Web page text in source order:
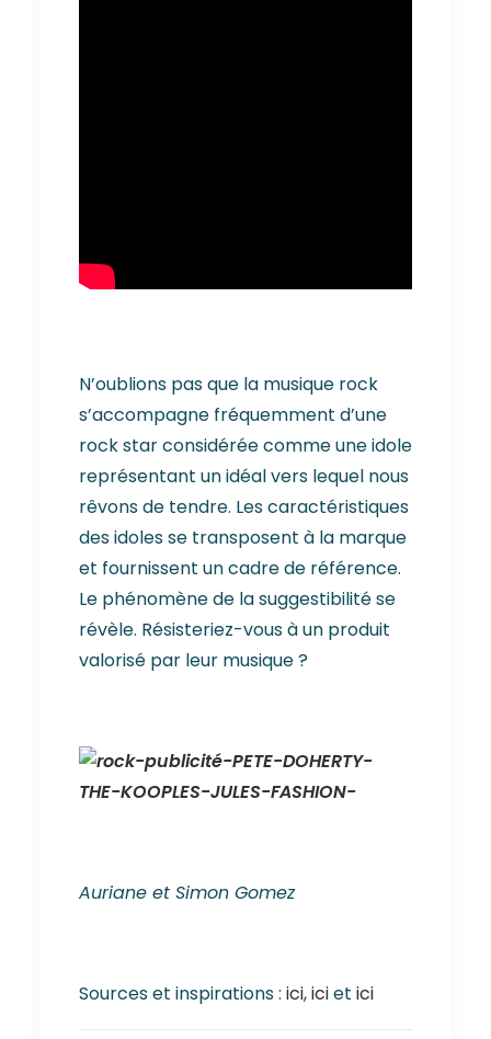
N’oublions pas que la musique rock
s’accompagne fréquemment d’une
rock star considérée comme une idole
représentant un idéal vers lequel nous
rêvons de tendre. Les caractéristiques
des idoles se transposent à la marque
et fournissent un cadre de référence.
Le phénomène de la suggestibilité se
révèle. Résisteriez-vous à un produit
valorisé par leur musique ?
Auriane et Simon Gomez
Sources et inspirations : ici,iciet ici